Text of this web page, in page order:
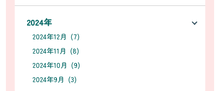
2024年
2024年12月 (7)
2024年11月 (8)
2024年10月 (9)
2024年9月 (3)